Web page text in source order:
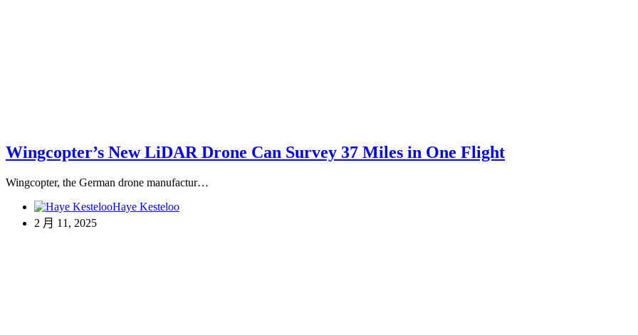
Wingcopter’s New LiDAR Drone Can Survey 37 Miles in One Flight
Wingcopter, the German drone manufactur…
Haye Kesteloo
2 月 11, 2025